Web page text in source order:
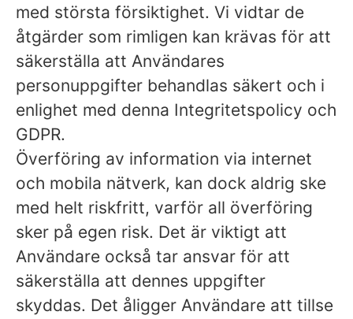
med största försiktighet. Vi vidtar de
åtgärder som rimligen kan krävas för att
säkerställa att Användares
personuppgifter behandlas säkert och i
enlighet med denna Integritetspolicy och
GDPR.
Överföring av information via internet
och mobila nätverk, kan dock aldrig ske
med helt riskfritt, varför all överföring
sker på egen risk. Det är viktigt att
Användare också tar ansvar för att
säkerställa att dennes uppgifter
skyddas. Det åligger Användare att tillse